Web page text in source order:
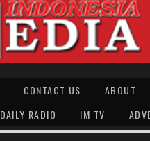
CONTACT US ABOUT
DAILY RADIO
IM TV